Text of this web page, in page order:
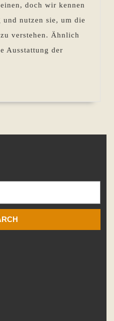
doch wir kennen
nutzen sie, um die
verstehen. Ähnlich
Ausstattung der